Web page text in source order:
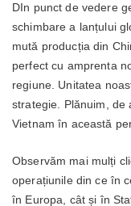
DIn punct de vedere
schimbare a lanțului
mută producția din
perfect cu amprenta
regiune. Unitatea
strategie. Plănuim, de
Vietnam în această
Observăm mai mulți
operațiunile din ce în
în Europa, cât și în